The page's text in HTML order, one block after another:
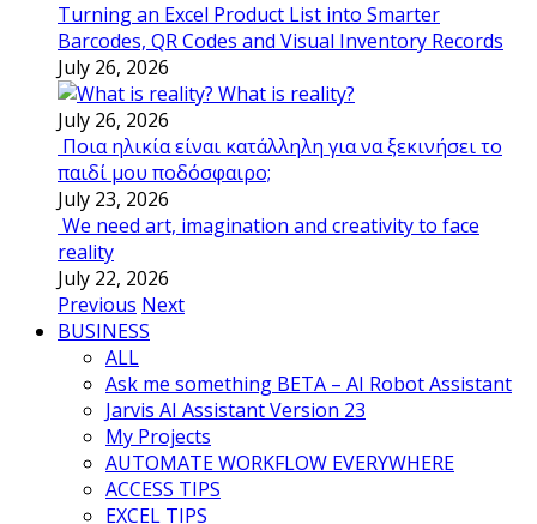
Turning an Excel Product List into Smarter
Barcodes, QR Codes and Visual Inventory Records
July 26, 2026
What is reality?
July 26, 2026
Ποια ηλικία είναι κατάλληλη για να ξεκινήσει το
παιδί μου ποδόσφαιρο;
July 23, 2026
We need art, imagination and creativity to face
reality
July 22, 2026
Previous Next
BUSINESS
ALL
Ask me something BETA – AI Robot Assistant
Jarvis AI Assistant Version 23
My Projects
AUTOMATE WORKFLOW EVERYWHERE
ACCESS TIPS
EXCEL TIPS